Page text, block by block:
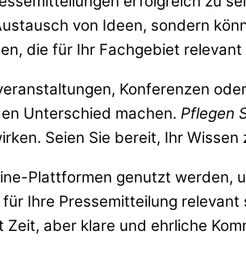
von Ideen, sondern
die für Ihr Fachgebiet relevant
Konferenzen
Unterschied machen. Pflegen
Seien Sie bereit, Ihr
Plattformen genutzt werden,
Ihre Pressemitteilung
aber klare und ehrliche